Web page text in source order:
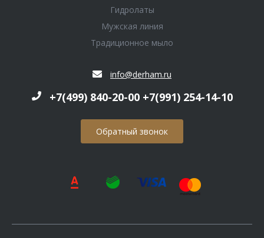
Гидролаты
Мужская линия
Традиционное мыло
info@derham.ru
+7(499) 840-20-00 +7(991) 254-14-10
Обратный звонок